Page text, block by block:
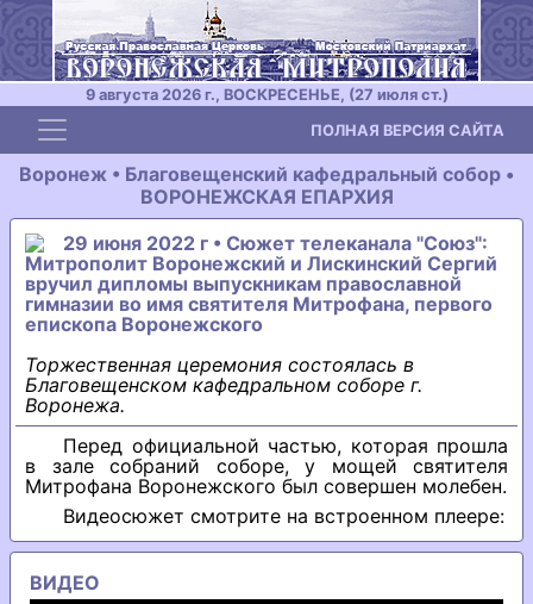
9 августа 2026 г., ВОСКРЕСЕНЬЕ, (27 июля ст.)
Toggle navigation ПОЛНАЯ ВЕРСИЯ САЙТА
Воронеж • Благовещенский кафедральный собор •
ВОРОНЕЖСКАЯ ЕПАРХИЯ
29 июня 2022 г • Сюжет телеканала "Союз":
Митрополит Воронежский и Лискинский Сергий
вручил дипломы выпускникам православной
гимназии во имя святителя Митрофана, первого
епископа Воронежского
Торжественная церемония состоялась в
Благовещенском кафедральном соборе г.
Воронежа.
Перед официальной частью, которая прошла
в зале собраний соборе, у мощей святителя
Митрофана Воронежского был совершен молебен.
Видеосюжет смотрите на встроенном плеере:
ВИДЕО